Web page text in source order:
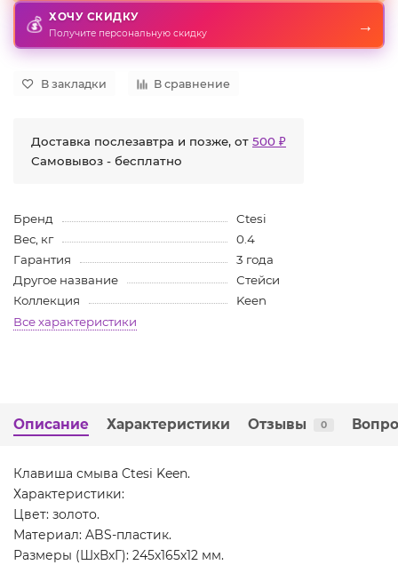
💰 ХОЧУ СКИДКУ
Получите персональную скидку →
В закладки В сравнение
Доставка послезавтра и позже, от 500 ₽
Самовывоз - бесплатно
Бренд
Ctesi
Вес, кг
0.4
Гарантия
3 года
Другое название
Стейси
Коллекция
Keen
Все характеристики
Описание Характеристики Отзывы 0
Клавиша смыва Ctesi Keen.
Характеристики:
Цвет: золото.
Материал: ABS-пластик.
Размеры (ШхВхГ): 245х165х12 мм.